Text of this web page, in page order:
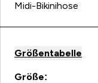
Midi-Bikinihose
Größentabelle
Größe: